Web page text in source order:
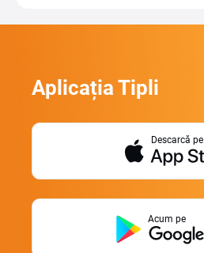
Aplicația Tipli
Descarcă pe
Acum pe